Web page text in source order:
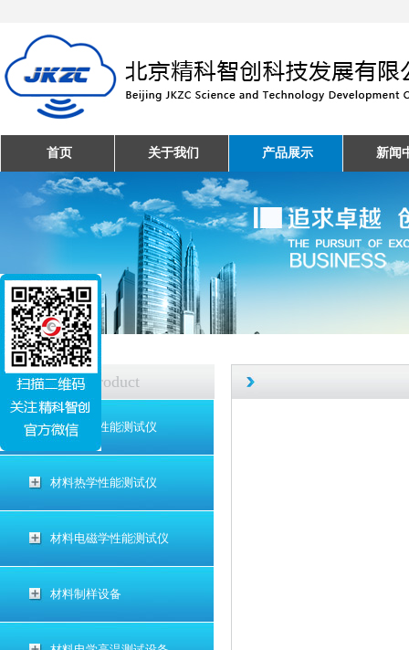
首页 关于我们 产品展示 新闻
产品中心 Product
材料电学性能测试仪
材料热学性能测试仪
材料电磁学性能测试仪
材料制样设备